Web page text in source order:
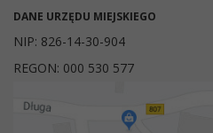
DANE URZĘDU MIEJSKIEGO
NIP: 826-14-30-904
REGON: 000 530 577